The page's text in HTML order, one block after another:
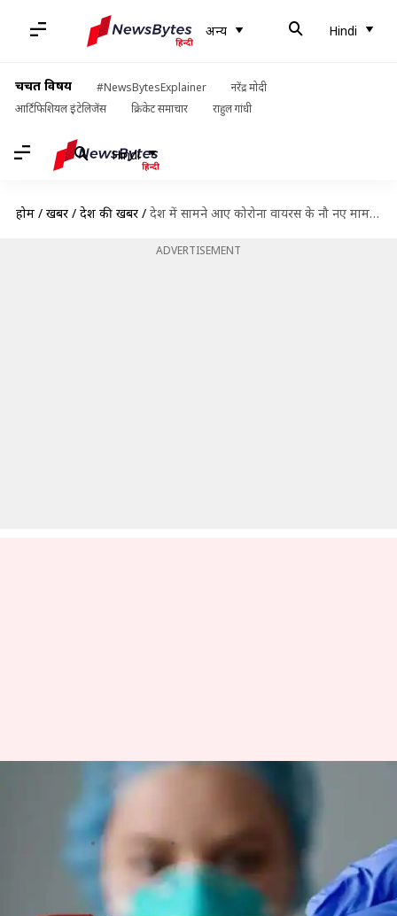
अन्य Hindi
चर्चित विषय #NewsBytesExplainer
नरेंद्र मोदी
आर्टिफिशियल इंटेलिजेंस
क्रिकेट समाचार राहुल गांधी
Hindi
होम / खबरें / देश की खबरें / देश में सामने आए कोरोना वायरस के नौ नए मामले, 54 पहुंची संख्या
ADVERTISEMENT
देश में सामने आए कोरोना वायरस के
नौ नए मामले, 54 पहुंची संख्या
Mar 10, 2020 05:48 pm